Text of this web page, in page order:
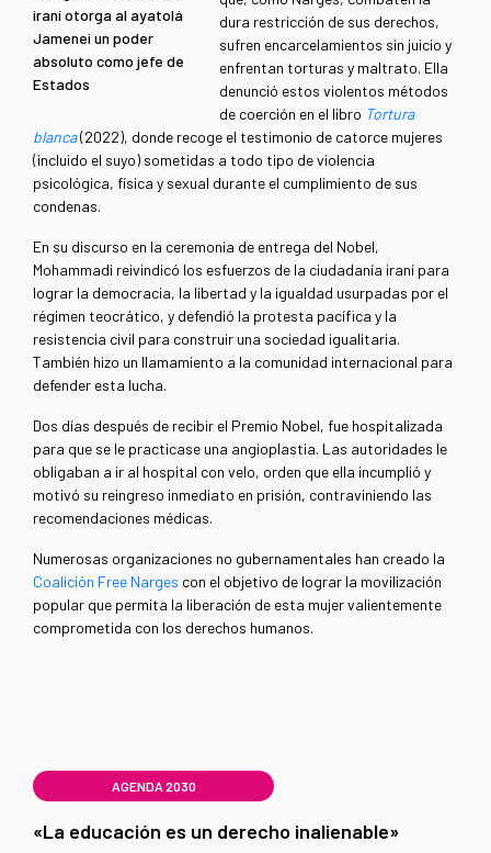
iraní otorga al ayatolá
Jamenei un poder
absoluto como jefe de
Estados
dura restricción de sus derechos,
sufren encarcelamientos sin juicio y
enfrentan torturas y maltrato. Ella
denunció estos violentos métodos
de coerción en el libro Tortura
blanca(2022), donde recoge el testimonio de catorce mujeres
(incluido el suyo) sometidas a todo tipo de violencia
psicológica, física y sexual durante el cumplimiento de sus
condenas.
En su discurso en la ceremonia de entrega del Nobel,
Mohammadi reivindicó los esfuerzos de la ciudadanía iraní para
lograr la democracia, la libertad y la igualdad usurpadas por el
régimen teocrático, y defendió la protesta pacífica y la
resistencia civil para construir una sociedad igualitaria.
También hizo un llamamiento a la comunidad internacional para
defender esta lucha.
Dos días después de recibir el Premio Nobel, fue hospitalizada
para que se le practicase una angioplastia. Las autoridades le
obligaban a ir al hospital con velo, orden que ella incumplió y
motivó su reingreso inmediato en prisión, contraviniendo las
recomendaciones médicas.
Numerosas organizaciones no gubernamentales han creado la
Coalición Free Narges con el objetivo de lograr la movilización
popular que permita la liberación de esta mujer valientemente
comprometida con los derechos humanos.
AGENDA 2030
«La educación es un derecho inalienable»